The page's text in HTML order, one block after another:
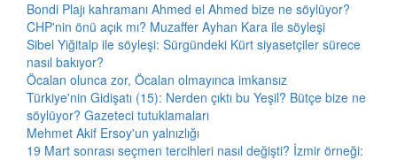
Bondi Plajı kahramanı Ahmed el Ahmed bize ne söylüyor?
CHP'nin önü açık mı? Muzaffer Ayhan Kara ile söyleşi
Sibel Yiğitalp ile söyleşi: Sürgündeki Kürt siyasetçiler sürece
nasıl bakıyor?
Öcalan olunca zor, Öcalan olmayınca imkansız
Türkiye'nin Gidişatı (15): Nerden çıktı bu Yeşil? Bütçe bize ne
söylüyor? Gazeteci tutuklamaları
Mehmet Akif Ersoy'un yalnızlığı
19 Mart sonrası seçmen tercihleri nasıl değişti? İzmir örneği: